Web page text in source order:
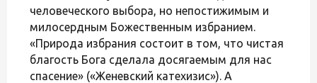
человеческого выбора, но непостижимым и
милосердным Божественным избранием.
«Природа избрания состоит в том, что чистая
благость Бога сделала досягаемым для нас
спасение» («Женевский катехизис»). А